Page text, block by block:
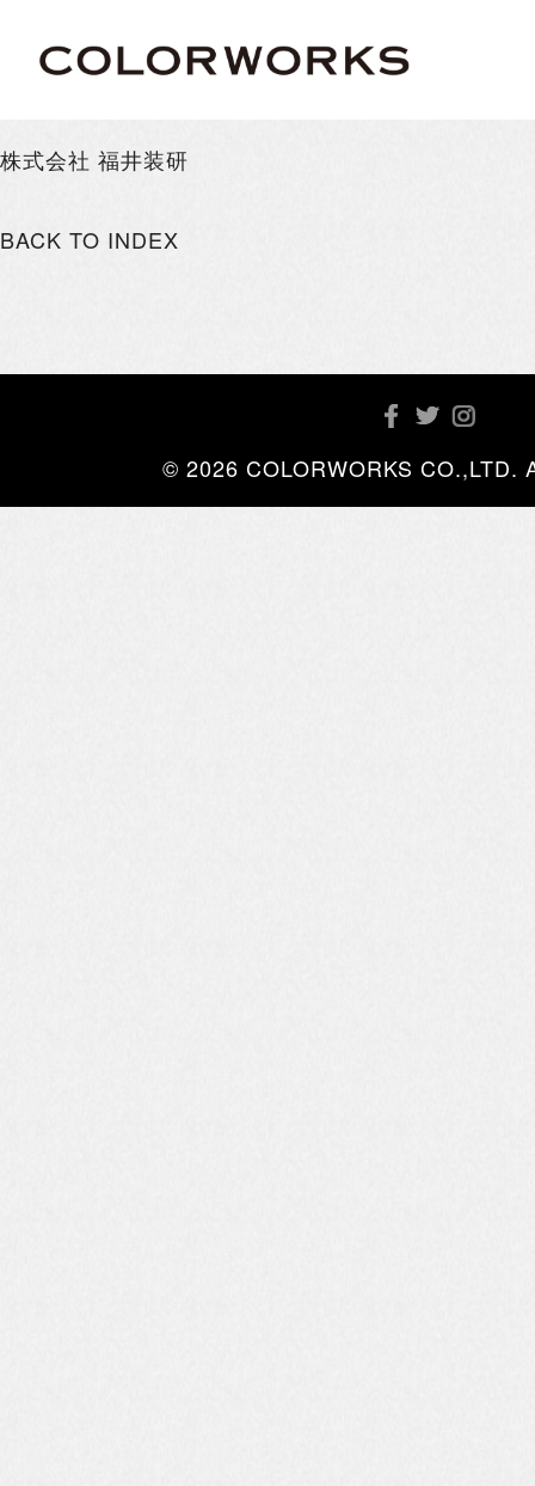
株式会社 福井装研
BACK TO INDEX
© 2026 COLORWORKS CO.,LTD.